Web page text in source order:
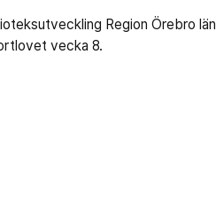
Region Örebro län
vecka 8.